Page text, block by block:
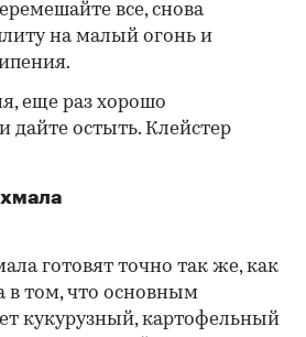
все, снова
на малый огонь и
еще раз хорошо
дайте остыть. Клейстер
готовят точно так же, как
в том, что основным
кукурузный, картофельный